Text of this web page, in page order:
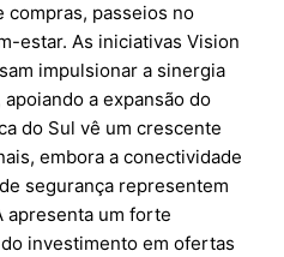
compras, passeios no
estar. As iniciativas Vision
impulsionar a sinergia
a expansão do
do Sul vê um crescente
embora a conectividade
segurança representem
apresenta um forte
investimento em ofertas